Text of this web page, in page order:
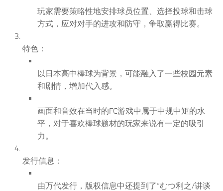
玩家需要策略性地安排球员位置、选择投球和击球
方式，应对对手的进攻和防守，争取赢得比赛。
特色：
以日本高中棒球为背景，可能融入了一些校园元素
和剧情，增加代入感。
画面和音效在当时的FC游戏中属于中规中矩的水
平，对于喜欢棒球题材的玩家来说有一定的吸引
力。
发行信息：
由万代发行，版权信息中还提到了“むつ利之/讲谈